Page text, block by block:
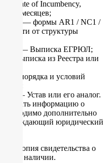
of Incumbency,
3 месяцев;
— формы AR1 / NC1 /
от структуры
— Выписка ЕГРЮЛ;
— Выписка из Реестра или
порядка и условий
— Устав или его аналог.
информацию о
дополнительно
юридический
копия свидетельства о
– при наличии.